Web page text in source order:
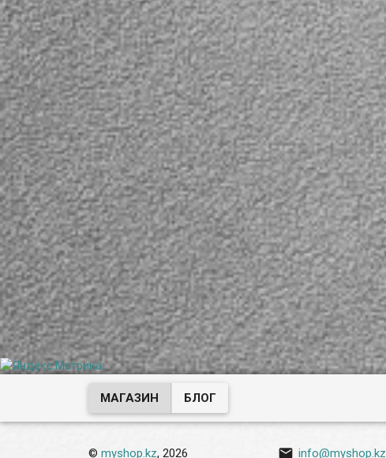
МАГАЗИН БЛОГ
©myshop.kz, 2026  info@myshop.kz